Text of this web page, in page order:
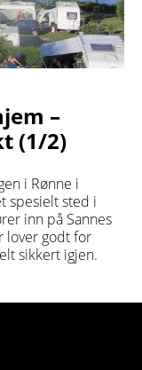
–
(1/2)
i Rønne i
spesielt sted i
inn på Sannes
lover godt for
sikkert igjen.